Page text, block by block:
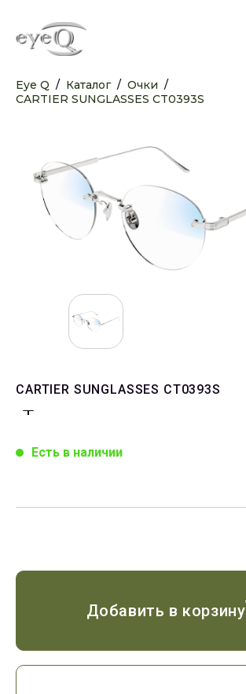
Eye Q / Каталог/ Очки /
CARTIER SUNGLASSES CT0393S
CARTIER SUNGLASSES CT0393S
Есть в наличии
Добавить в корзину